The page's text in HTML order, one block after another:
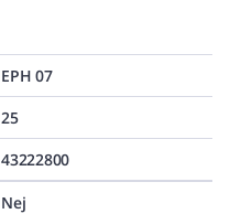
EPH 07
25
43222800
Nej